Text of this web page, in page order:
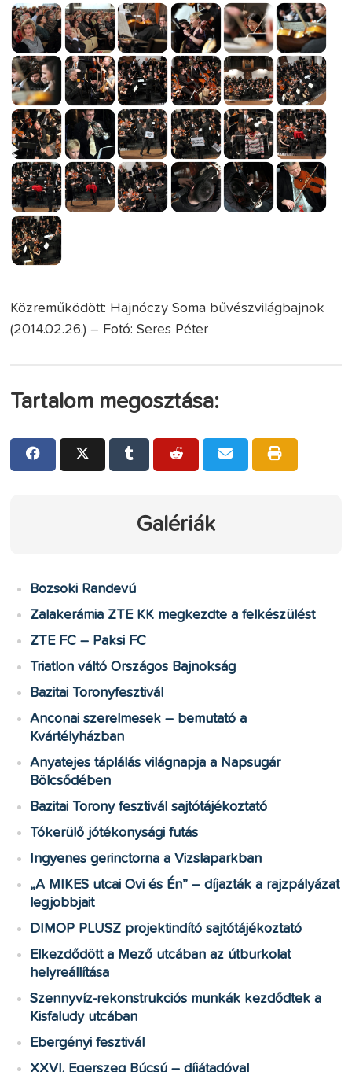
Közreműködött: Hajnóczy Soma bűvészvilágbajnok
(2014.02.26.) – Fotó: Seres Péter
Tartalom megosztása:
Galériák
Bozsoki Randevú
Zalakerámia ZTE KK megkezdte a felkészülést
ZTE FC – Paksi FC
Triatlon váltó Országos Bajnokság
Bazitai Toronyfesztivál
Anconai szerelmesek – bemutató a
Kvártélyházban
Anyatejes táplálás világnapja a Napsugár
Bölcsődében
Bazitai Torony fesztivál sajtótájékoztató
Tókerülő jótékonysági futás
Ingyenes gerinctorna a Vizslaparkban
„A MIKES utcai Ovi és Én” – díjazták a rajzpályázat
legjobbjait
DIMOP PLUSZ projektindító sajtótájékoztató
Elkezdődött a Mező utcában az útburkolat
helyreállítása
Szennyvíz-rekonstrukciós munkák kezdődtek a
Kisfaludy utcában
Ebergényi fesztivál
XXVI. Egerszeg Búcsú – díjátadóval